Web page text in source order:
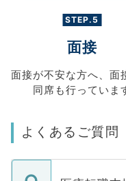
STEP.5
面接
面接が不安な方へ、 面
同席も行っていま
よくあるご質問